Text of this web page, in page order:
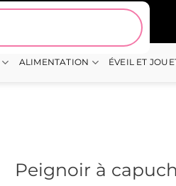
ALIMENTATION ÉVEIL ET
Peignoir à